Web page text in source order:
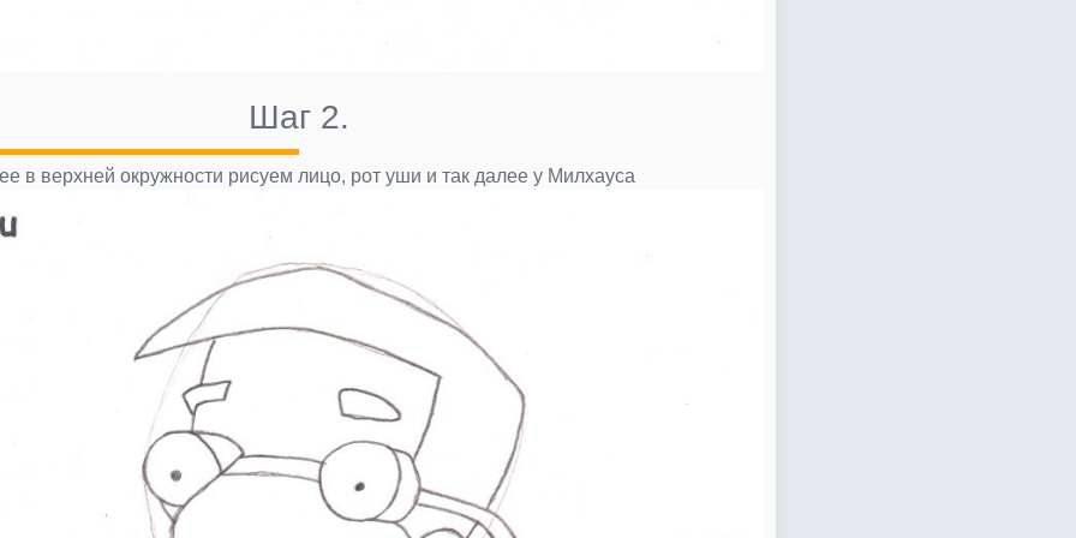
Шаг 2.
в верхней окружности рисуем лицо, рот уши и так далее у Милхауса